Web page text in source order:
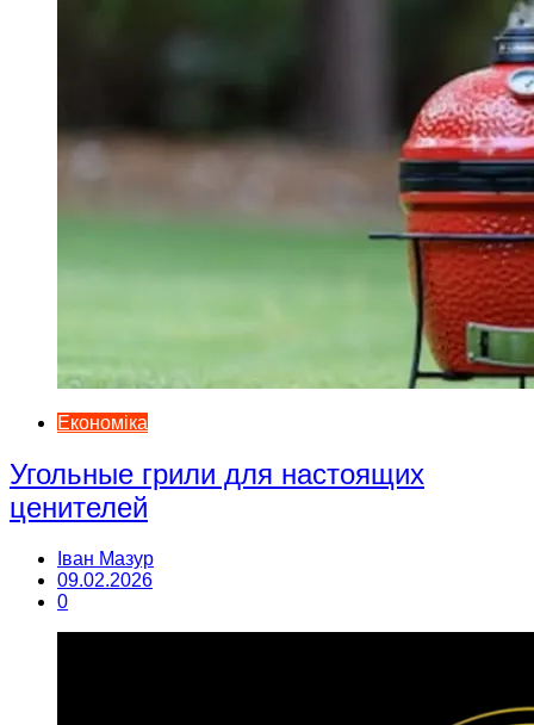
Економіка
Угольные грили для настоящих
ценителей
Іван Мазур
09.02.2026
0